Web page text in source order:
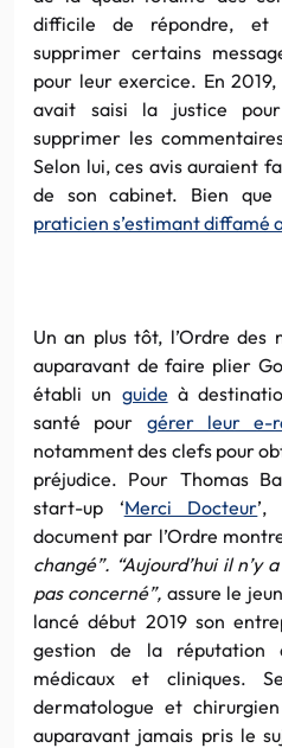
difficile de répondre, et
supprimer certains
pour leur exercice. En
avait saisi la justice
supprimer les
Selon lui, ces avis auraient
de son cabinet. Bien que
praticien s’estimant diffamé
Un an plus tôt, l’Ordre des
auparavant de faire plier
établi un guide à
santé pour gérer leur e-
notamment des clefs pour
préjudice. Pour Thomas
start-up ‘Merci Docteur’,
document par l’Ordre
changé”. “Aujourd’hui il n’y
pas concerné”, assure le
lancé début 2019 son
gestion de la réputation
médicaux et cliniques.
dermatologue et
auparavant jamais pris le